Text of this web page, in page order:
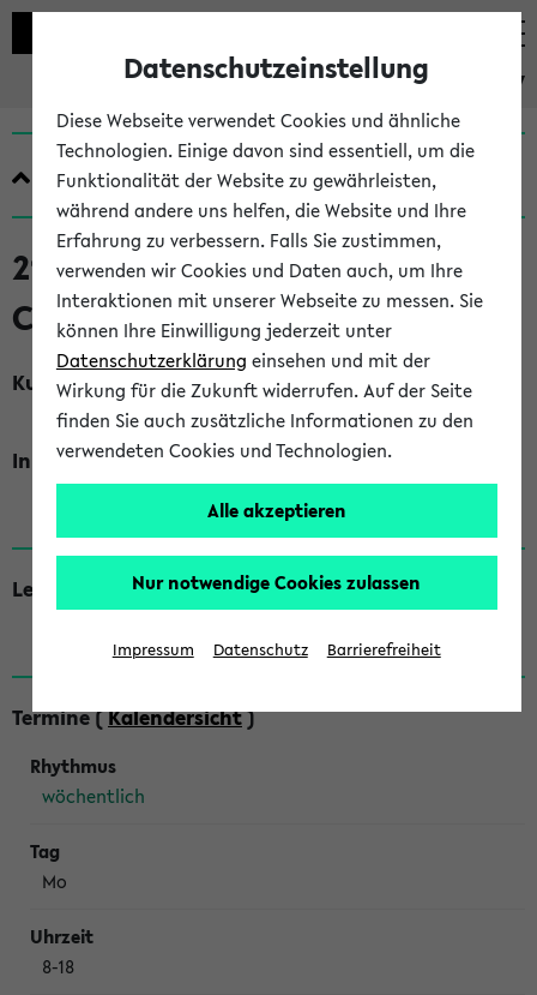
eKVV
Quicklinks
219801 SONDERTERMINE
CHEMIE (S) (SoSe 2026)
Kurzkommentar
Sonder- und spontane Einzeltermine
Inhalt, Kommentar
Lehrende
Termine (Kalendersicht)
wöchentlich
Mo
8-18
Datenschutzeinstellung
Diese Webseite verwendet Cookies und ähnliche
Technologien. Einige davon sind essentiell, um die
Funktionalität der Website zu gewährleisten,
während andere uns helfen, die Website und Ihre
Erfahrung zu verbessern. Falls Sie zustimmen,
verwenden wir Cookies und Daten auch, um Ihre
Interaktionen mit unserer Webseite zu messen. Sie
können Ihre Einwilligung jederzeit unter
Datenschutzerklärung einsehen und mit der
Wirkung für die Zukunft widerrufen. Auf der Seite
finden Sie auch zusätzliche Informationen zu den
verwendeten Cookies und Technologien.
Alle akzeptieren
Nur notwendige Cookies zulassen
Impressum Datenschutz Barrierefreiheit